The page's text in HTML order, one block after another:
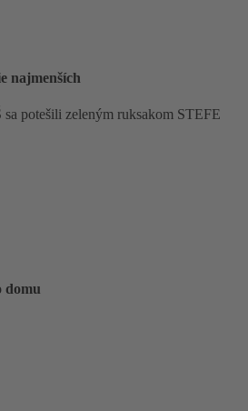
najmenších
potešili zeleným ruksakom STEFE
domu